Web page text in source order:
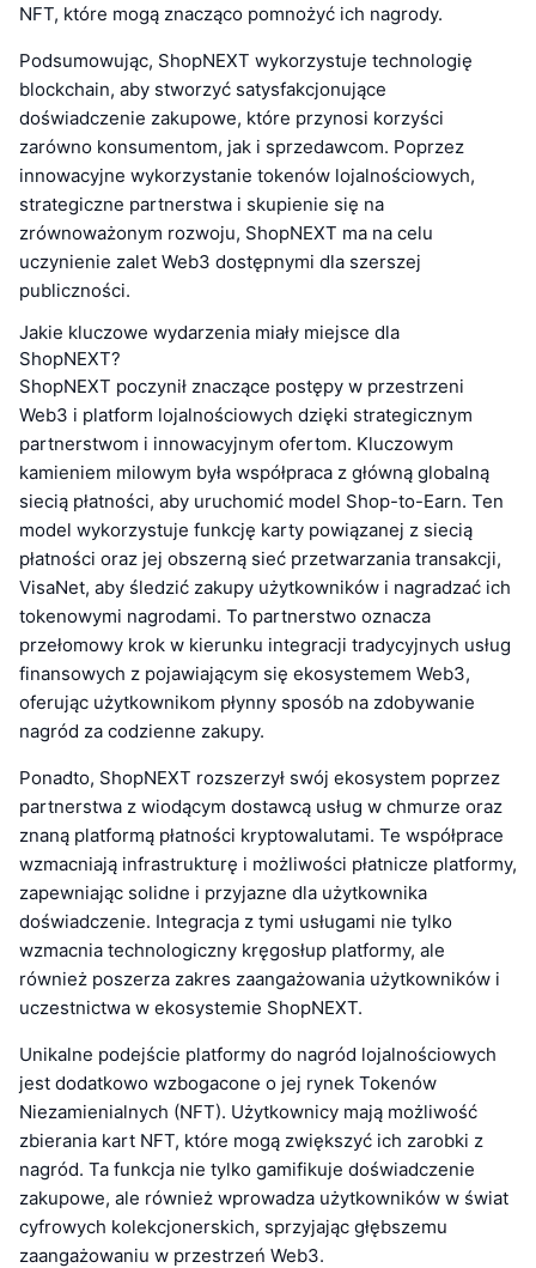
NFT, które mogą znacząco pomnożyć ich nagrody.
Podsumowując, ShopNEXT wykorzystuje technologię
blockchain, aby stworzyć satysfakcjonujące
doświadczenie zakupowe, które przynosi korzyści
zarówno konsumentom, jak i sprzedawcom. Poprzez
innowacyjne wykorzystanie tokenów lojalnościowych,
strategiczne partnerstwa i skupienie się na
zrównoważonym rozwoju, ShopNEXT ma na celu
uczynienie zalet Web3 dostępnymi dla szerszej
publiczności.
Jakie kluczowe wydarzenia miały miejsce dla
ShopNEXT?
ShopNEXT poczynił znaczące postępy w przestrzeni
Web3 i platform lojalnościowych dzięki strategicznym
partnerstwom i innowacyjnym ofertom. Kluczowym
kamieniem milowym była współpraca z główną globalną
siecią płatności, aby uruchomić model Shop-to-Earn. Ten
model wykorzystuje funkcję karty powiązanej z siecią
płatności oraz jej obszerną sieć przetwarzania transakcji,
VisaNet, aby śledzić zakupy użytkowników i nagradzać ich
tokenowymi nagrodami. To partnerstwo oznacza
przełomowy krok w kierunku integracji tradycyjnych usług
finansowych z pojawiającym się ekosystemem Web3,
oferując użytkownikom płynny sposób na zdobywanie
nagród za codzienne zakupy.
Ponadto, ShopNEXT rozszerzył swój ekosystem poprzez
partnerstwa z wiodącym dostawcą usług w chmurze oraz
znaną platformą płatności kryptowalutami. Te współprace
wzmacniają infrastrukturę i możliwości płatnicze platformy,
zapewniając solidne i przyjazne dla użytkownika
doświadczenie. Integracja z tymi usługami nie tylko
wzmacnia technologiczny kręgosłup platformy, ale
również poszerza zakres zaangażowania użytkowników i
uczestnictwa w ekosystemie ShopNEXT.
Unikalne podejście platformy do nagród lojalnościowych
jest dodatkowo wzbogacone o jej rynek Tokenów
Niezamienialnych (NFT). Użytkownicy mają możliwość
zbierania kart NFT, które mogą zwiększyć ich zarobki z
nagród. Ta funkcja nie tylko gamifikuje doświadczenie
zakupowe, ale również wprowadza użytkowników w świat
cyfrowych kolekcjonerskich, sprzyjając głębszemu
zaangażowaniu w przestrzeń Web3.